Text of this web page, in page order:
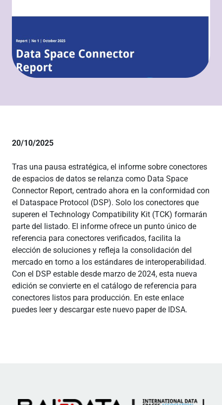
20/10/2025
Tras una pausa estratégica, el informe sobre conectores
de espacios de datos se relanza como Data Space
Connector Report, centrado ahora en la conformidad con
el Dataspace Protocol (DSP). Solo los conectores que
superen el Technology Compatibility Kit (TCK) formarán
parte del listado. El informe ofrece un punto único de
referencia para conectores verificados, facilita la
elección de soluciones y refleja la consolidación del
mercado en torno a los estándares de interoperabilidad.
Con el DSP estable desde marzo de 2024, esta nueva
edición se convierte en el catálogo de referencia para
conectores listos para producción. En este enlace
puedes leer y descargar este nuevo paper de IDSA.